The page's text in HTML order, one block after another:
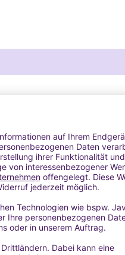
Duschcremes, wasserfreie